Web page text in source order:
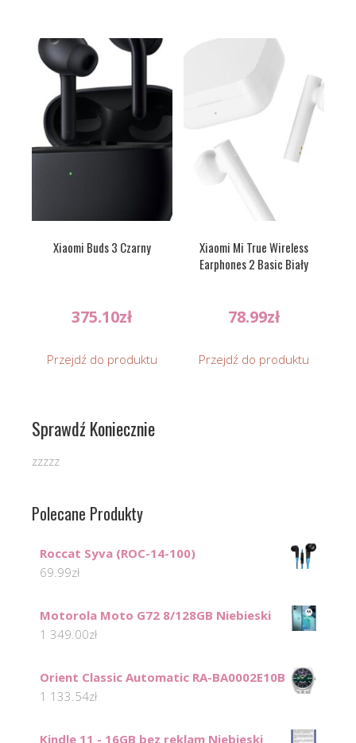
Xiaomi Buds 3 Czarny
375.10zł
Przejdź do produktu
Xiaomi Mi True Wireless
Earphones 2 Basic Biały
78.99zł
Przejdź do produktu
Sprawdź Koniecznie
zzzzz
Polecane Produkty
Roccat Syva (ROC-14-100)
69.99zł
Motorola Moto G72 8/128GB Niebieski
1 349.00zł
Orient Classic Automatic RA-BA0002E10B
1 133.54zł
Kindle 11 - 16GB bez reklam Niebieski